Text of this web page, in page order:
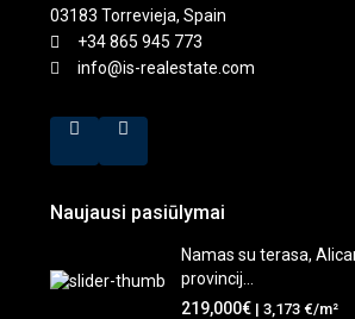
03183 Torrevieja, Spain
+34 865 945 773
info@is-realestate.com
Naujausi pasiūlymai
Namas su terasa,
provincij...
219,000€ | 3,173 €/m²